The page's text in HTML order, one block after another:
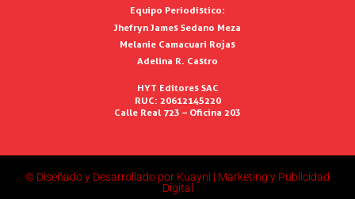
Equipo Periodístico:
Jhefryn James Sedano Meza
Melanie Camacuari Rojas
Adelina R. Castro
HYT Editores SAC
RUC: 20612145220
Calle Real 723 – Oficina 203
© Diseñado y Desarrollado por Kuayni | Marketing y Publicidad
Digital